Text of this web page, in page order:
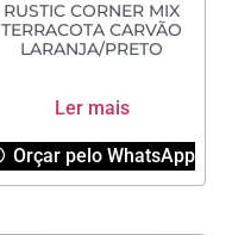
RUSTIC CORNER MIX
TERRACOTA CARVÃO
LARANJA/PRETO
Ler mais
Orçar pelo WhatsApp